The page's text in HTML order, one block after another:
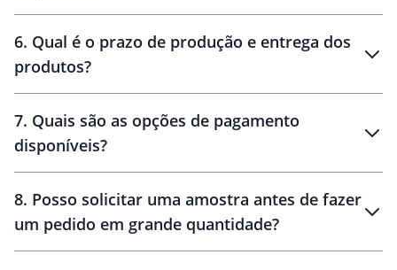
6. Qual é o prazo de produção e entrega dos
produtos?
10 dias
brinde
48 horas
7. Quais são as opções de pagamento
disponíveis?
8. Posso solicitar uma amostra antes de fazer
um pedido em grande quantidade?